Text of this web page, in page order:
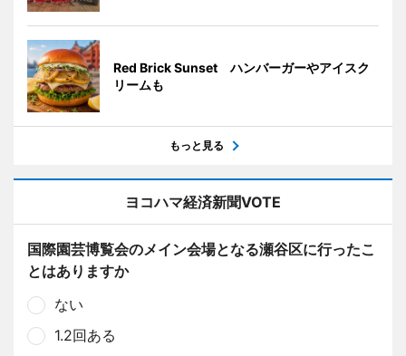
Red Brick Sunset ハンバーガーやアイスク
リームも
もっと見る
ヨコハマ経済新聞VOTE
国際園芸博覧会のメイン会場となる瀬谷区に行ったこ
とはありますか
ない
1.2回ある